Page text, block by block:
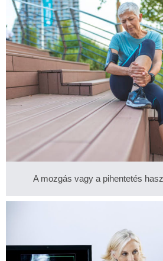
A mozgás vagy a pihentetés